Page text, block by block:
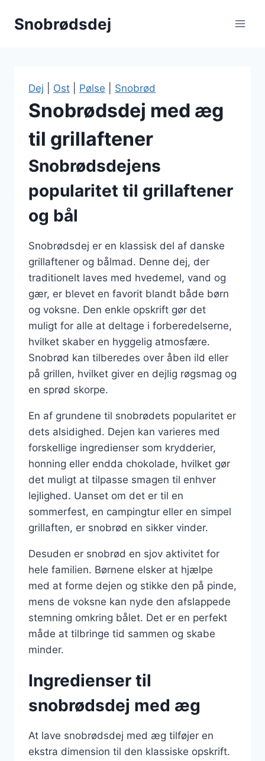
Snobrødsdej
Dej Ost Pølse Snobrød
Snobrødsdej med æg
til grillaftener
Snobrødsdejens
popularitet til grillaftener
og bål
Snobrødsdej er en klassisk del af danske
grillaftener og bålmad. Denne dej, der
traditionelt laves med hvedemel, vand og
gær, er blevet en favorit blandt både børn
og voksne. Den enkle opskrift gør det
muligt for alle at deltage i forberedelserne,
hvilket skaber en hyggelig atmosfære.
Snobrød kan tilberedes over åben ild eller
på grillen, hvilket giver en dejlig røgsmag og
en sprød skorpe.
En af grundene til snobrødets popularitet er
dets alsidighed. Dejen kan varieres med
forskellige ingredienser som krydderier,
honning eller endda chokolade, hvilket gør
det muligt at tilpasse smagen til enhver
lejlighed. Uanset om det er til en
sommerfest, en campingtur eller en simpel
grillaften, er snobrød en sikker vinder.
Desuden er snobrød en sjov aktivitet for
hele familien. Børnene elsker at hjælpe
med at forme dejen og stikke den på pinde,
mens de voksne kan nyde den afslappede
stemning omkring bålet. Det er en perfekt
måde at tilbringe tid sammen og skabe
minder.
Ingredienser til
snobrødsdej med æg
At lave snobrødsdej med æg tilføjer en
ekstra dimension til den klassiske opskrift.